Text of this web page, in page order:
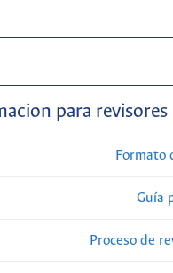
para revisores
Formato
Guía
Proceso de